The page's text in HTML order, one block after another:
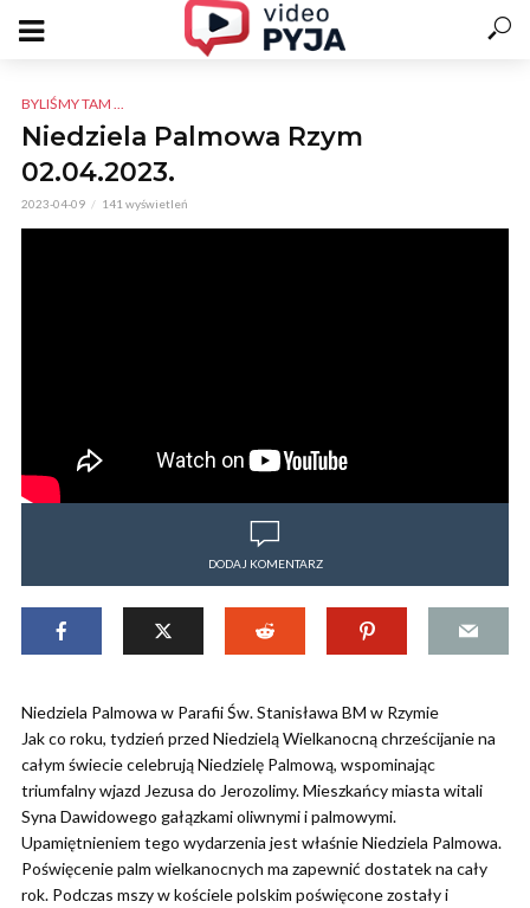
BYLIŚMY TAM ...
Niedziela Palmowa Rzym
02.04.2023.
2023-04-09 141 wyświetleń
DODAJ KOMENTARZ
Niedziela Palmowa w Parafii Św. Stanisława BM w Rzymie
Jak co roku, tydzień przed Niedzielą Wielkanocną chrześcijanie na
całym świecie celebrują Niedzielę Palmową, wspominając
triumfalny wjazd Jezusa do Jerozolimy. Mieszkańcy miasta witali
Syna Dawidowego gałązkami oliwnymi i palmowymi.
Upamiętnieniem tego wydarzenia jest właśnie Niedziela Palmowa.
Poświęcenie palm wielkanocnych ma zapewnić dostatek na cały
rok. Podczas mszy w kościele polskim poświęcone zostały i